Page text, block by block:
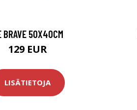
BRAVE 50X40CM
129 EUR
LISÄTIETOJA